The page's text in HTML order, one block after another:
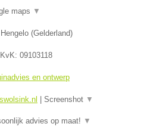
maps ▼
Hengelo (Gelderland)
09103118
en ontwerp
Screenshot ▼
advies op maat! ▼